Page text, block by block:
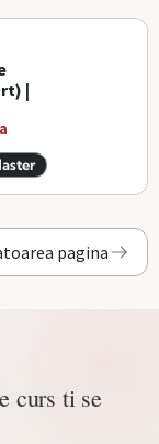
|
pagina
curs ti se